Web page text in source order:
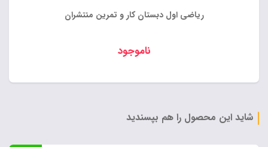
ریاضی اول دبستان کار و تمرین منتشران
ناموجود
شاید این محصول را هم بپسندید